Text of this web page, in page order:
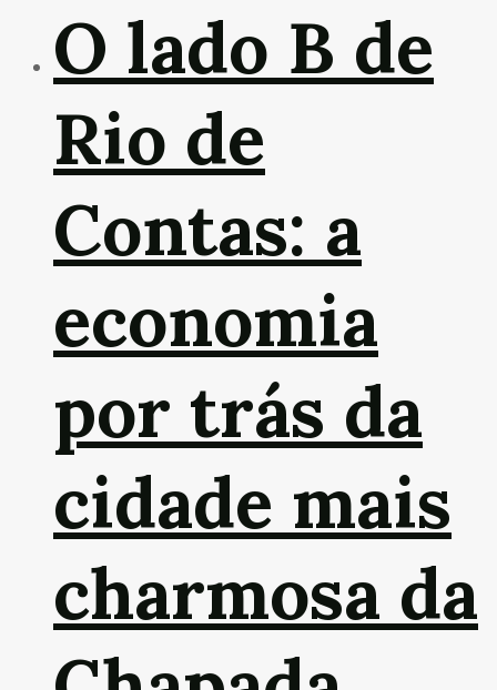
O lado B de
Rio de
Contas: a
economia
por trás da
cidade mais
charmosa da